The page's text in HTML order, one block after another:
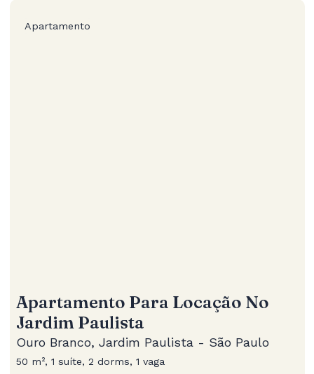
Apartamento
Apartamento Para Locação No
Jardim Paulista
Ouro Branco, Jardim Paulista - São Paulo
50 m², 1 suíte, 2 dorms, 1 vaga